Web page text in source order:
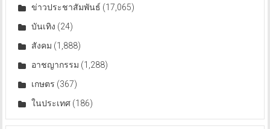
ข่าวประชาสัมพันธ์ (17,065)
บันเทิง (24)
สังคม (1,888)
อาชญากรรม (1,288)
เกษตร (367)
ในประเทศ(186)